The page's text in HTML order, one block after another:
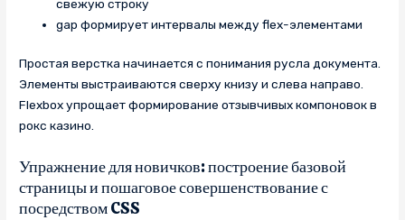
свежую строку
gap формирует интервалы между flex-элементами
Простая верстка начинается с понимания русла документа.
Элементы выстраиваются сверху книзу и слева направо.
Flexbox упрощает формирование отзывчивых компоновок в
рокс казино.
Упражнение для новичков: построение базовой
страницы и пошаговое совершенствование с
посредством CSS